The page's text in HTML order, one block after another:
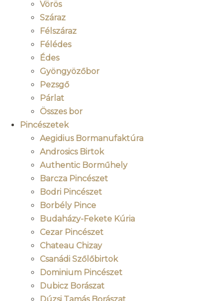
Vörös
Száraz
Félszáraz
Félédes
Édes
Gyöngyözőbor
Pezsgő
Párlat
Összes bor
Pincészetek
Aegidius Bormanufaktúra
Androsics Birtok
Authentic Borműhely
Barcza Pincészet
Bodri Pincészet
Borbély Pince
Budaházy-Fekete Kúria
Cezar Pincészet
Chateau Chizay
Csanádi Szőlőbirtok
Dominium Pincészet
Dubicz Borászat